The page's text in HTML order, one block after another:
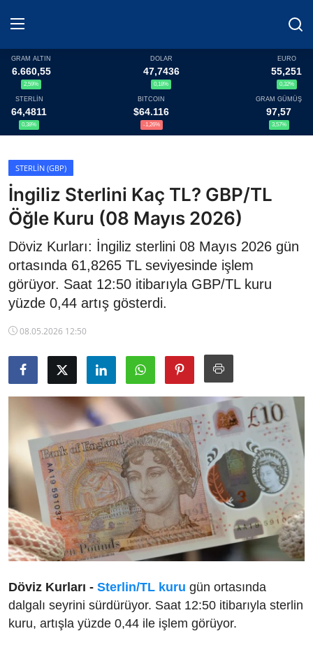
Haberler
Döviz
Altın Fiyatları
Döviz Kurları
Fonlar
Kripto Paralar
Çeviriciler
TCMB Kurları
Emtia Fiyatları
Kapalı Çarşı
Şirket Haberleri
GRAM ALTIN
6.660,55
2,59%
DOLAR
47,7436
0,18%
EURO
55,251
0,32%
STERLİN
64,4811
0,38%
BITCOIN
$64.116
-1,26%
GRAM GÜMÜŞ
97,57
3,57%
STERLIN (GBP)
İngiliz Sterlini Kaç TL? GBP/TL
Öğle Kuru (08 Mayıs 2026)
Döviz Kurları: İngiliz sterlini 08 Mayıs 2026 gün
ortasında 61,8265 TL seviyesinde işlem
görüyor. Saat 12:50 itibarıyla GBP/TL kuru
yüzde 0,44 artış gösterdi.
08.05.2026 12:50
Döviz Kurları - Sterlin/TL kuru gün ortasında
dalgalı seyrini sürdürüyor. Saat 12:50 itibarıyla sterlin
kuru, artışla yüzde 0,44 ile işlem görüyor.